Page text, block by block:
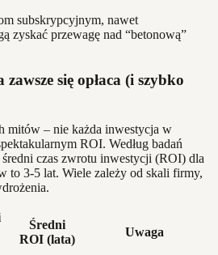
subskrypcyjnym, nawet
zyskać przewagę nad “betonową”
się opłaca (i szybko
mitów – nie każda inwestycja w
ROI. Według badań
średni czas zwrotu inwestycji (ROI) dla
to 3-5 lat. Wiele zależy od skali firmy,
Średni
ROI (lata)
Uwaga